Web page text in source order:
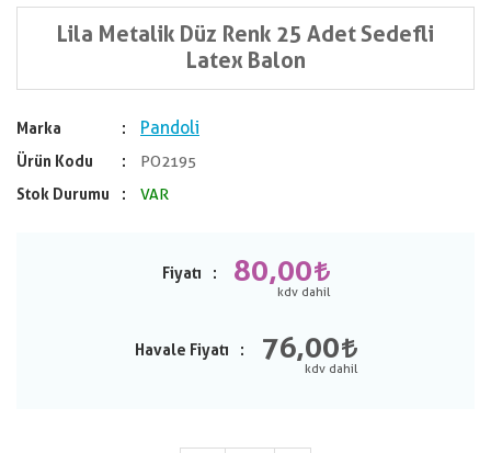
Lila Metalik Düz Renk 25 Adet Sedefli
Latex Balon
Marka Pandoli
Ürün Kodu
PO2195
Stok Durumu
VAR
Fiyatı 80,00
Havale Fiyatı 76,00